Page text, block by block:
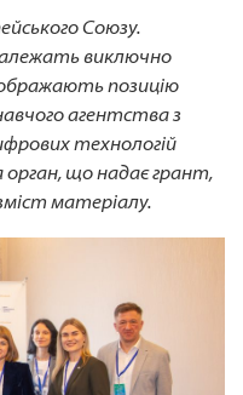
Союзу.
виключно
позицію
агентства з
технологій
орган, що надає грант,
матеріалу.